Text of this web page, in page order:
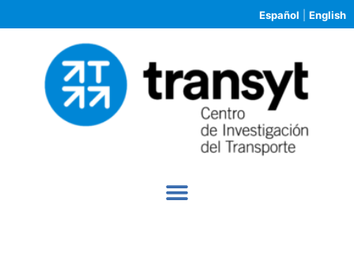
Español English